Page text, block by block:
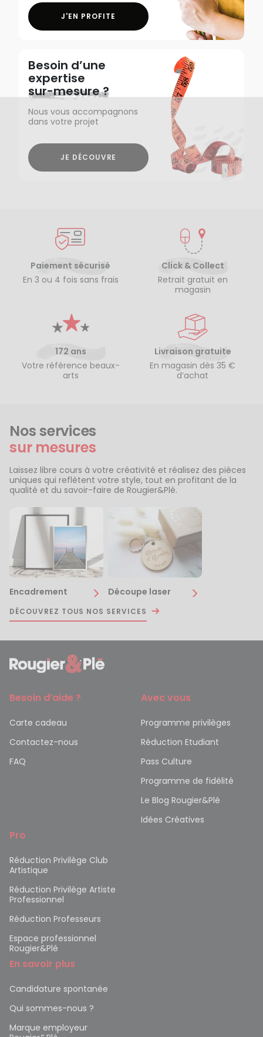
J'EN PROFITE
Besoin d’une
expertise
sur-mesure ?
Nous vous accompagnons
dans votre projet
JE DÉCOUVRE
Paiement sécurisé
En 3 ou 4 fois sans frais
Click & Collect
Retrait gratuit en
magasin
172 ans
Votre référence beaux-
arts
Livraison gratuite
En magasin dès 35 €
d’achat
Nos services
sur mesures
Laissez libre cours à votre créativité et réalisez des pièces
uniques qui reflètent votre style, tout en profitant de la
qualité et du savoir-faire de Rougier&Plé.
Encadrement Découpe laser
DÉCOUVREZ TOUS NOS SERVICES
Besoin d’aide ?
Carte cadeau
Contactez-nous
FAQ
Avec vous
Programme privilèges
Réduction Etudiant
Pass Culture
Programme de fidélité
Le Blog Rougier&Plé
Idées Créatives
Pro
Réduction Privilège Club
Artistique
Réduction Privilège Artiste
Professionnel
Réduction Professeurs
Espace professionnel
Rougier&Plé
En savoir plus
Candidature spontanée
Qui sommes-nous ?
Marque employeur